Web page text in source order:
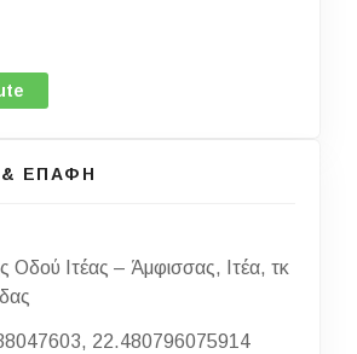
ΕΠΑΦΗ
Οδού Ιτέας – Άμφισσας, Ιτέα, τκ
22.480796075914